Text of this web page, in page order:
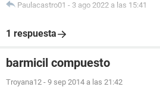
Paulacastro01 - 3 ago 2022 a las 15:41
1 respuesta
barmicil compuesto
Troyana12 - 9 sep 2014 a las 21:42